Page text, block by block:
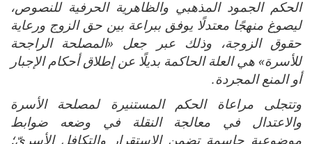
الحكم الجمود المذهبي والظاهرية الحرفية للنصوص،
ليصوغ منهجًا معتدلًا يوفق ببراعة بين حق الزوج ورعاية
حقوق الزوجة، وذلك عبر جعل «المصلحة الراجحة
للأسرة» هي العلة الحاكمة بديلًا عن إطلاق أحكام الإجبار
أو المنع المجردة.
وتتجلى مراعاة الحكم المستنيرة لمصلحة الأسرة
والاعتدال في معالجة النقلة في وضعه ضوابط
موضوعية حاسمة تضمن الاستقرار والتكافل الأسرِيّ؛